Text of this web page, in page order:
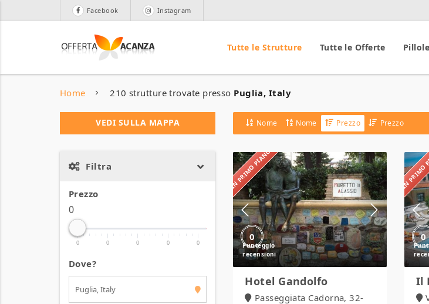
Facebook Instagram
Tutte le Strutture Tutte le Offerte
Home 210 strutture trovate presso Puglia, Italy
VEDI SULLA MAPPA
Filtra
Prezzo
0
0 0 0 0 0
Dove?
Nome Nome Prezzo Prezzo
IN PRIMO PIANO
0
Hotel
Gandolfo
Hotel Gandolfo
Passeggiata Cadorna, 32-
IN
0
Il